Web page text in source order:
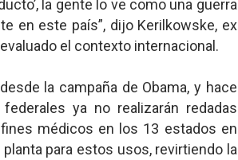
la gente lo ve como una guerra
en este país”, dijo Kerilkowske, ex
el contexto internacional.
la campaña de Obama, y hace
ya no realizarán redadas
médicos en los 13 estados en
para estos usos, revirtiendo la